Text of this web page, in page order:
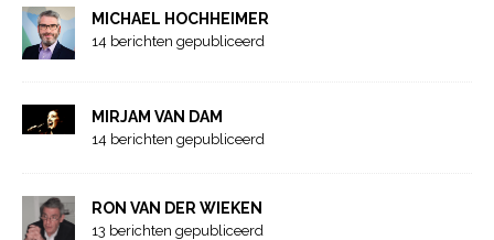
MICHAEL HOCHHEIMER
14 berichten gepubliceerd
MIRJAM VAN DAM
14 berichten gepubliceerd
RON VAN DER WIEKEN
13 berichten gepubliceerd